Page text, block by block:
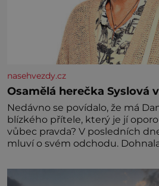
nasehvezdy.cz
Osamělá herečka Syslová
Nedávno se povídalo, že má
blízkého přítele, který je jí
vůbec pravda? V posledních
mluví o svém